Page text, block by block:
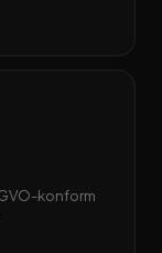
konform